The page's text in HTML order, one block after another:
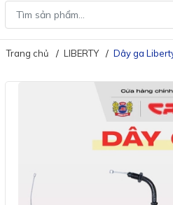
Trang chủ LIBERTY Dây ga